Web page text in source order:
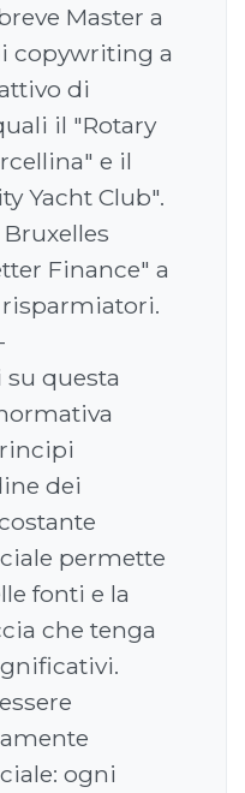
Master a
copywriting a
di
il "Rotary
e il
Yacht Club".
Finance" a
questa
dei
permette
fonti e la
che tenga
ogni